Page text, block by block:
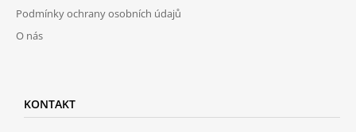
Podmínky ochrany osobních údajů
O nás
KONTAKT